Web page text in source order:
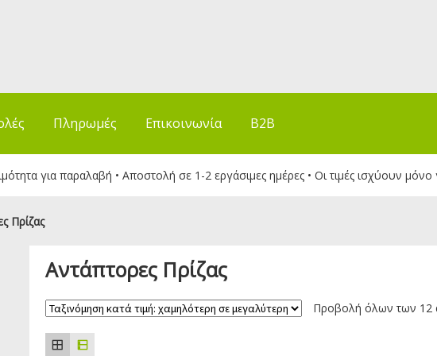
Πληρωμές Επικοινωνία B2B
για παραλαβή • Αποστολή σε 1-2 εργάσιμες ημέρες • Οι τιμές ισχύουν μόνο
Πρίζας
Αντάπτορες Πρίζας
Προβολή όλων των 12